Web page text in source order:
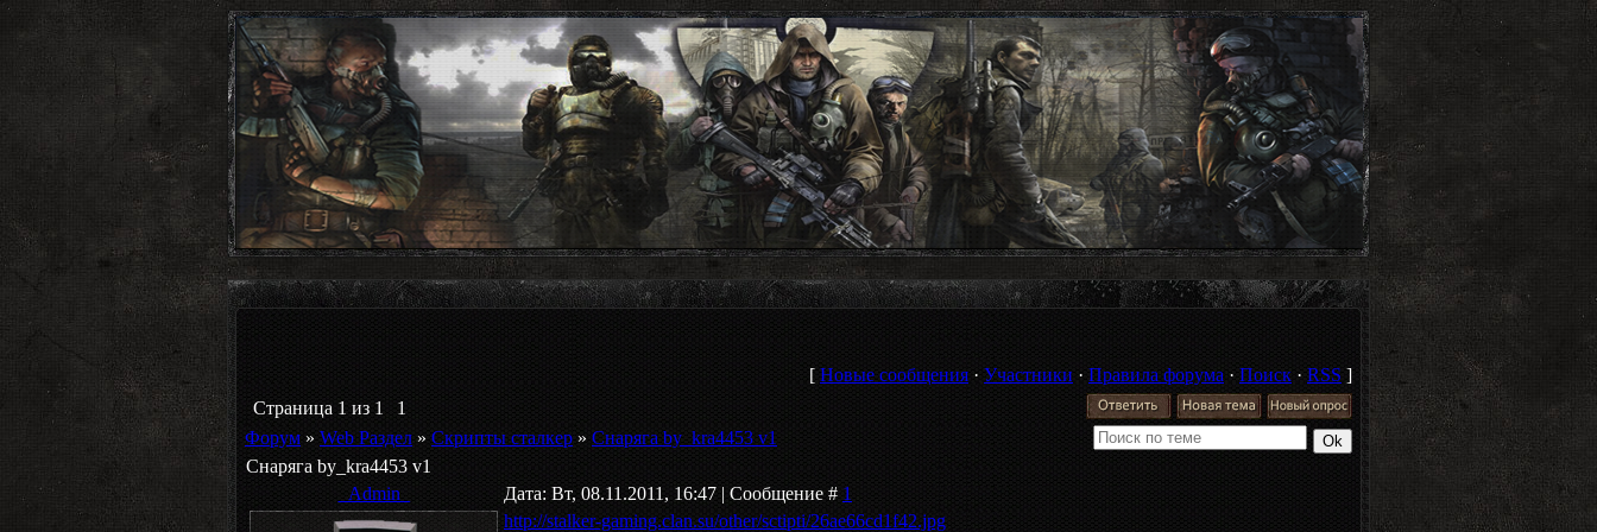
[ Новые сообщения · Участники · Правила форума · Поиск · RSS ]
Страница 1 из 1
1
Форум » Web Раздел » Скрипты сталкер » Снаряга by_kra4453 v1
Снаряга by_kra4453 v1
_Admin_
Дата: Вт, 08.11.2011, 16:47 | Сообщение # 1
http://stalker-gaming.clan.su/other/sctipti/26ae66cd1f42.jpg